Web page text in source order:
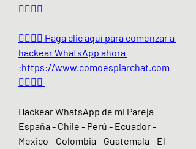
👈🏻👈🏻
👉🏻👉🏻 Haga clic aquí para comenzar a
hackear WhatsApp ahora
:https://www.comoespiarchat.com
👈🏻👈🏻
Hackear WhatsApp de mi Pareja
España - Chile - Perú - Ecuador -
Mexico - Colombia - Guatemala - El